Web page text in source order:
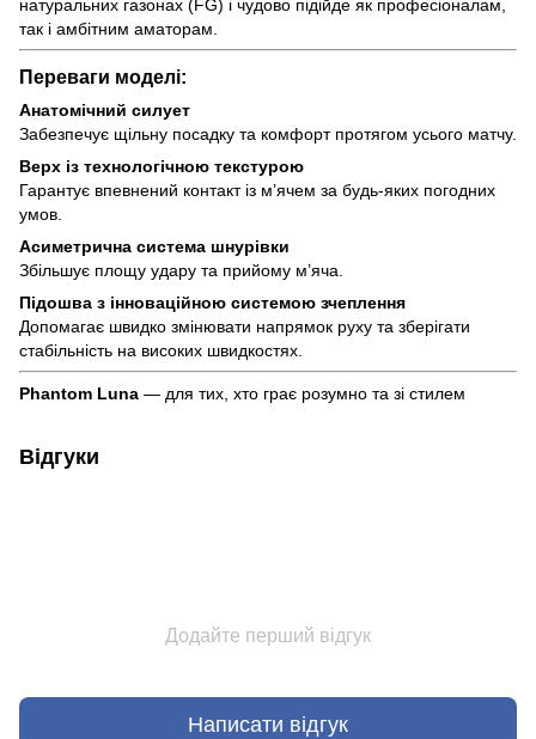
натуральних газонах (FG) і чудово підійде як професіоналам,
так і амбітним аматорам.
Переваги моделі:
Анатомічний силует
Забезпечує щільну посадку та комфорт протягом усього матчу.
Верх із технологічною текстурою
Гарантує впевнений контакт із м’ячем за будь-яких погодних
умов.
Асиметрична система шнурівки
Збільшує площу удару та прийому м’яча.
Підошва з інноваційною системою зчеплення
Допомагає швидко змінювати напрямок руху та зберігати
стабільність на високих швидкостях.
Phantom Luna — для тих, хто грає розумно та зі стилем
Відгуки
Додайте перший відгук
Написати відгук